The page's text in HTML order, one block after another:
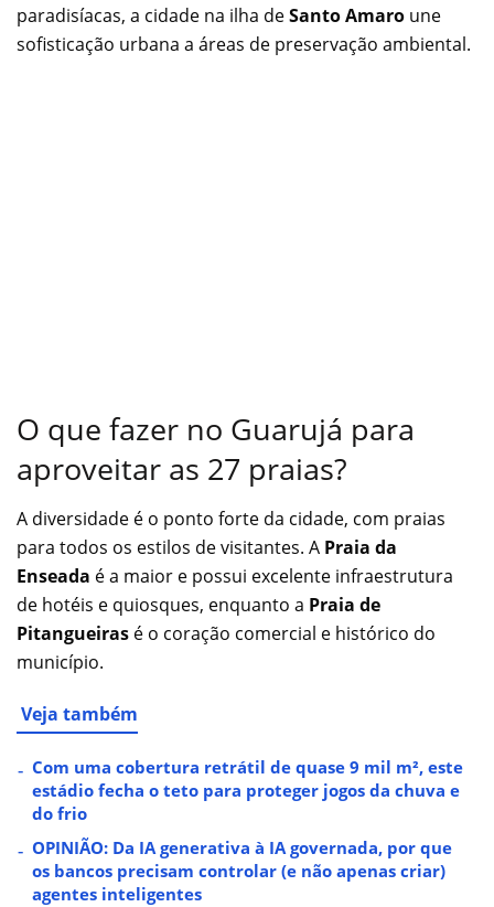
paradisíacas, a cidade na ilha deSanto Amaro une
sofisticação urbana a áreas de preservação ambiental.
O que fazer no Guarujá para
aproveitar as 27 praias?
A diversidade é o ponto forte da cidade, com praias
para todos os estilos de visitantes. A Praia da
Enseada é a maior e possui excelente infraestrutura
de hotéis e quiosques, enquanto a Praia de
Pitangueiras é o coração comercial e histórico do
município.
Veja também
Com uma cobertura retrátil de quase 9 mil m², este
estádio fecha o teto para proteger jogos da chuva e
do frio
OPINIÃO: Da IA generativa à IA governada, por que
os bancos precisam controlar (e não apenas criar)
agentes inteligentes